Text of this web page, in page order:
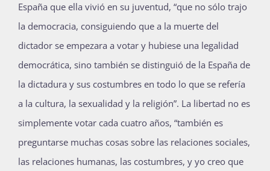
España que ella vivió en su juventud, “que no sólo trajo
la democracia, consiguiendo que a la muerte del
dictador se empezara a votar y hubiese una legalidad
democrática, sino también se distinguió de la España de
la dictadura y sus costumbres en todo lo que se refería
a la cultura, la sexualidad y la religión”. La libertad no es
simplemente votar cada cuatro años, “también es
preguntarse muchas cosas sobre las relaciones sociales,
las relaciones humanas, las costumbres, y yo creo que